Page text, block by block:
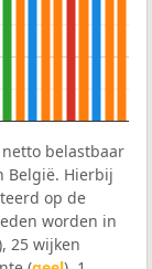
belastbaar
België. Hierbij
op de
worden in
25 wijken